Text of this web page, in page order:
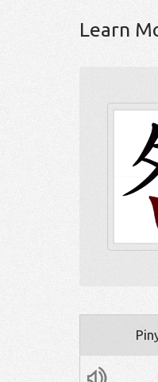
Learn